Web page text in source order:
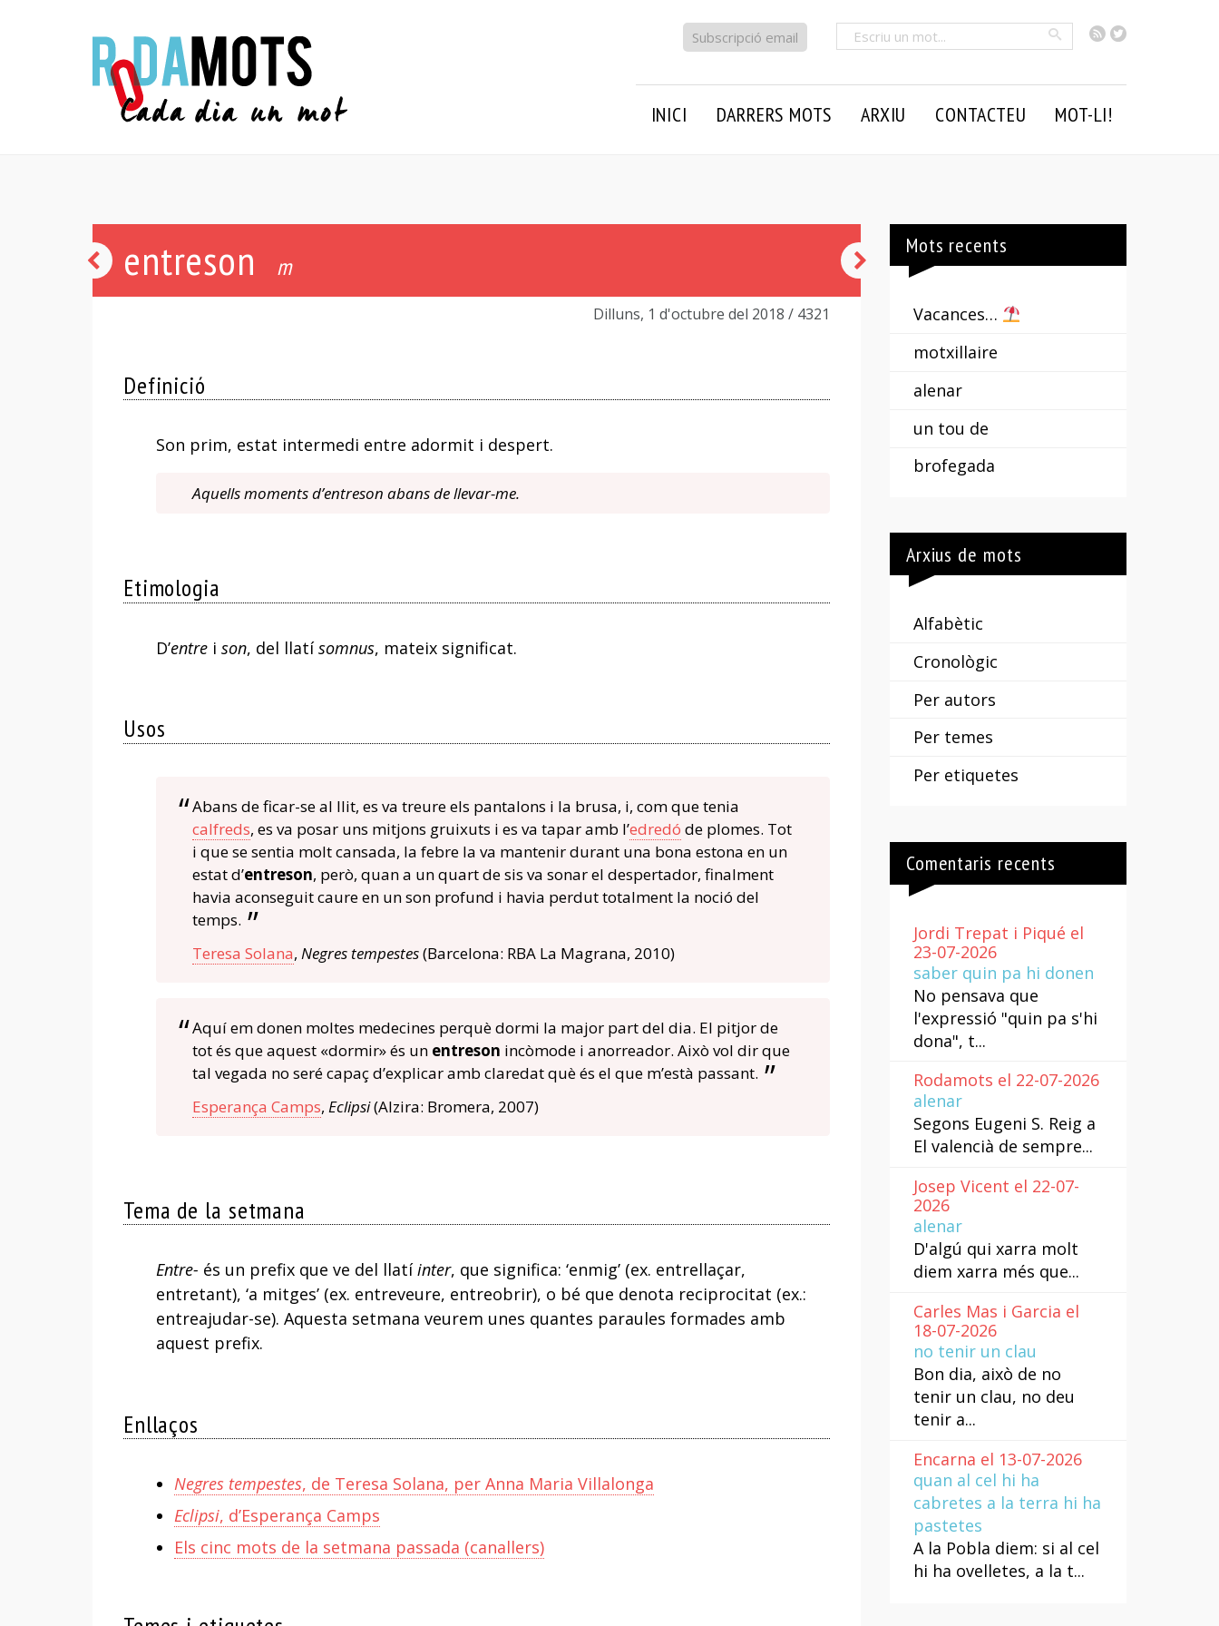
RSSTwitter
Cercar
Subscripció email
INICI DARRERS MOTS ARXIU CONTACTEU MOT-LI!
entreson m
Dilluns, 1 d'octubre del 2018 / 4321
Definició
Son prim, estat intermedi entre adormit i despert.
Aquells moments d’entreson abans de llevar-me.
Etimologia
D’entrei son, del llatísomnus, mateix significat.
Usos
Abans de ficar-se al llit, es va treure els pantalons i la brusa, i, com que tenia
calfreds, es va posar uns mitjons gruixuts i es va tapar amb l’edredó de plomes. Tot
i que se sentia molt cansada, la febre la va mantenir durant una bona estona en un
estat d’entreson, però, quan a un quart de sis va sonar el despertador, finalment
havia aconseguit caure en un son profund i havia perdut totalment la noció del
temps.
Teresa Solana, Negres tempestes(Barcelona: RBA La Magrana, 2010)
Aquí em donen moltes medecines perquè dormi la major part del dia. El pitjor de
tot és que aquest «dormir» és un entreson incòmode i anorreador. Això vol dir que
tal vegada no seré capaç d’explicar amb claredat què és el que m’està passant.
Esperança Camps, Eclipsi(Alzira: Bromera, 2007)
Tema de la setmana
Entre- és un prefix que ve del llatíinter, que significa: ‘enmig’ (ex. entrellaçar,
entretant), ‘a mitges’ (ex. entreveure, entreobrir), o bé que denota reciprocitat (ex.:
entreajudar-se). Aquesta setmana veurem unes quantes paraules formades amb
aquest prefix.
Enllaços
Negres tempestes, de Teresa Solana, per Anna Maria Villalonga
Eclipsi, d’Esperança Camps
Els cinc mots de la setmana passada (canallers)
entremaliat
-
entrecavar
Mots recents
Vacances…
motxillaire
alenar
un tou de
brofegada
Arxius de mots
Alfabètic
Cronològic
Per autors
Per temes
Per etiquetes
Comentaris recents
Jordi Trepat i Piqué el
23-07-2026
saber quin pa hi donen
No pensava que
l'expressió "quin pa s'hi
dona", t...
Rodamots el 22-07-2026
alenar
Segons Eugeni S. Reig a
El valencià de sempre...
Josep Vicent el 22-07-
2026
alenar
D'algú qui xarra molt
diem xarra més que...
Carles Mas i Garcia el
18-07-2026
no tenir un clau
Bon dia, això de no
tenir un clau, no deu
tenir a...
Encarna el 13-07-2026
quan al cel hi ha
cabretes a la terra hi ha
pastetes
A la Pobla diem: si al cel
hi ha ovelletes, a la t...